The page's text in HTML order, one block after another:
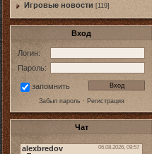
Игровые новости [119]
Вход
Логин:
Пароль:
запомнить
Забыл пароль· Регистрация
Чат